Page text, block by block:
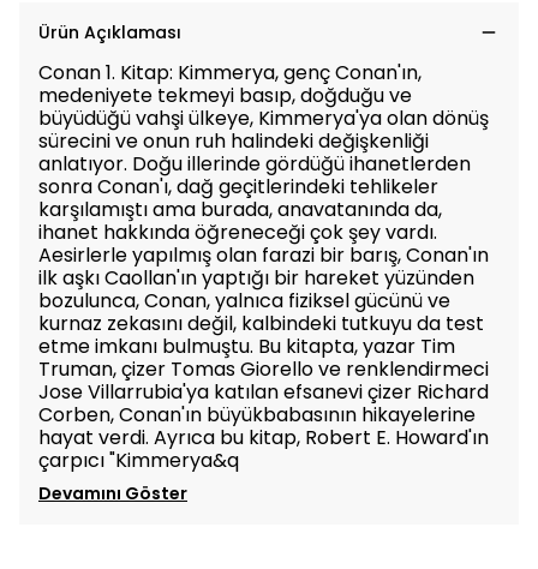
Ürün Açıklaması
Conan 1. Kitap: Kimmerya, genç Conan'ın,
medeniyete tekmeyi basıp, doğduğu ve
büyüdüğü vahşi ülkeye, Kimmerya'ya olan dönüş
sürecini ve onun ruh halindeki değişkenliği
anlatıyor. Doğu illerinde gördüğü ihanetlerden
sonra Conan'ı, dağ geçitlerindeki tehlikeler
karşılamıştı ama burada, anavatanında da,
ihanet hakkında öğreneceği çok şey vardı.
Aesirlerle yapılmış olan farazi bir barış, Conan'ın
ilk aşkı Caollan'ın yaptığı bir hareket yüzünden
bozulunca, Conan, yalnıca fiziksel gücünü ve
kurnaz zekasını değil, kalbindeki tutkuyu da test
etme imkanı bulmuştu. Bu kitapta, yazar Tim
Truman, çizer Tomas Giorello ve renklendirmeci
Jose Villarrubia'ya katılan efsanevi çizer Richard
Corben, Conan'ın büyükbabasının hikayelerine
hayat verdi. Ayrıca bu kitap, Robert E. Howard'ın
çarpıcı "Kimmerya&q
Devamını Göster